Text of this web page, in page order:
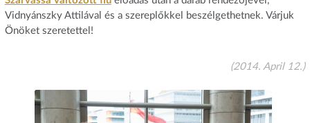
Vidnyánszky Attilával és a szereplőkkel beszélgethetnek. Várjuk
Önöket szeretettel!
(2014. April 12.)